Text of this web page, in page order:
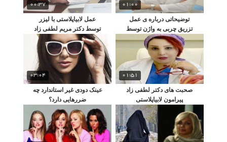
01:00
توضیحاتی درباره ی عمل
تزریق چربی به واژن توسط
دکتر بهمن پور
00:37
عمل لابیاپلاستی با لیزر
توسط دکتر مریم لطفی زاد
01:51
صحبت های دکتر لطفی زاد
پیرامون لابیاپلاستی
03:04
عینک دودی غیر استاندارد چه
ضررهایی دارد؟